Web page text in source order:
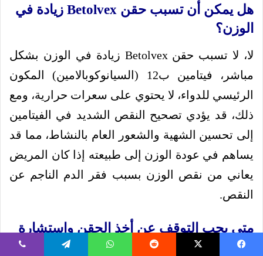
هل يمكن أن تسبب حقن Betolvex زيادة في
الوزن؟
لا، لا تسبب حقن Betolvex زيادة في الوزن بشكل
مباشر، فيتامين ب12 (السيانوكوبالامين) المكون
الرئيسي للدواء، لا يحتوي على سعرات حرارية، ومع
ذلك، قد يؤدي تصحيح النقص الشديد في الفيتامين
إلى تحسين الشهية والشعور العام بالنشاط، مما قد
يساهم في عودة الوزن إلى طبيعته إذا كان المريض
يعاني من نقص الوزن بسبب فقر الدم الناجم عن
النقص.
متى يجب التوقف عن أخذ الحقن واستشارة
الطبيب فوراً؟